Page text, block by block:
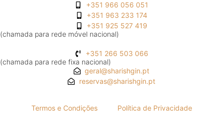
+351 966 056 051
+351 963 233 174
+351 925 527 419
(chamada para rede móvel nacional)
+351 266 503 066
(chamada para rede fixa nacional)
geral@sharishgin.pt
reservas@sharishgin.pt
Termos e Condições Política de Privacidade